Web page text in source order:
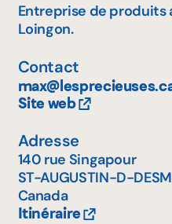
Entreprise de produits
Loingon.
Contact
Site web
Adresse
140 rue Singapour
ST-AUGUSTIN-D-
Canada
Itinéraire